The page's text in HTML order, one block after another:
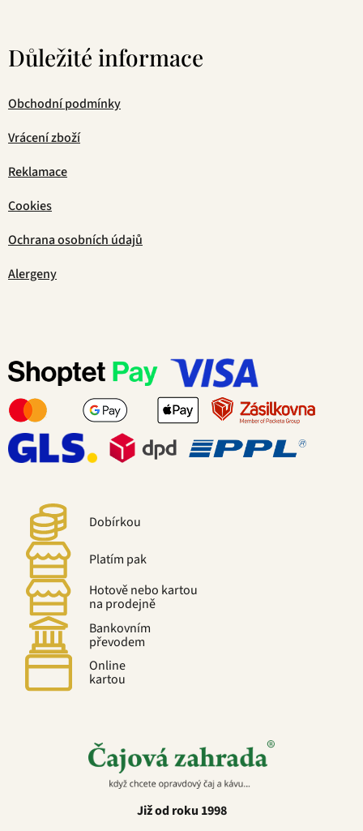
Důležité informace
Obchodní podmínky
Vrácení zboží
Reklamace
Cookies
Ochrana osobních údajů
Alergeny
Dobírkou
Platím pak
Hotově nebo kartou
na prodejně
Bankovním
převodem
Online
kartou
Již od roku 1998